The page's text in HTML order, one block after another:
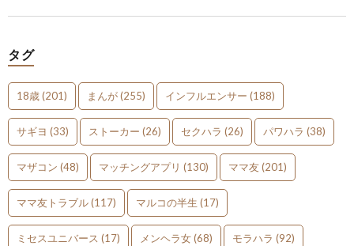
タグ
18歳(201) まんが(255) インフルエンサー (188)
サギヨ (33) ストーカー (26) セクハラ (26) パワハラ (38)
マザコン (48) マッチングアプリ (130) ママ友(201)
ママ友トラブル(117) マルコの半生 (17)
ミセスユニバース (17) メンヘラ女(68) モラハラ (92)